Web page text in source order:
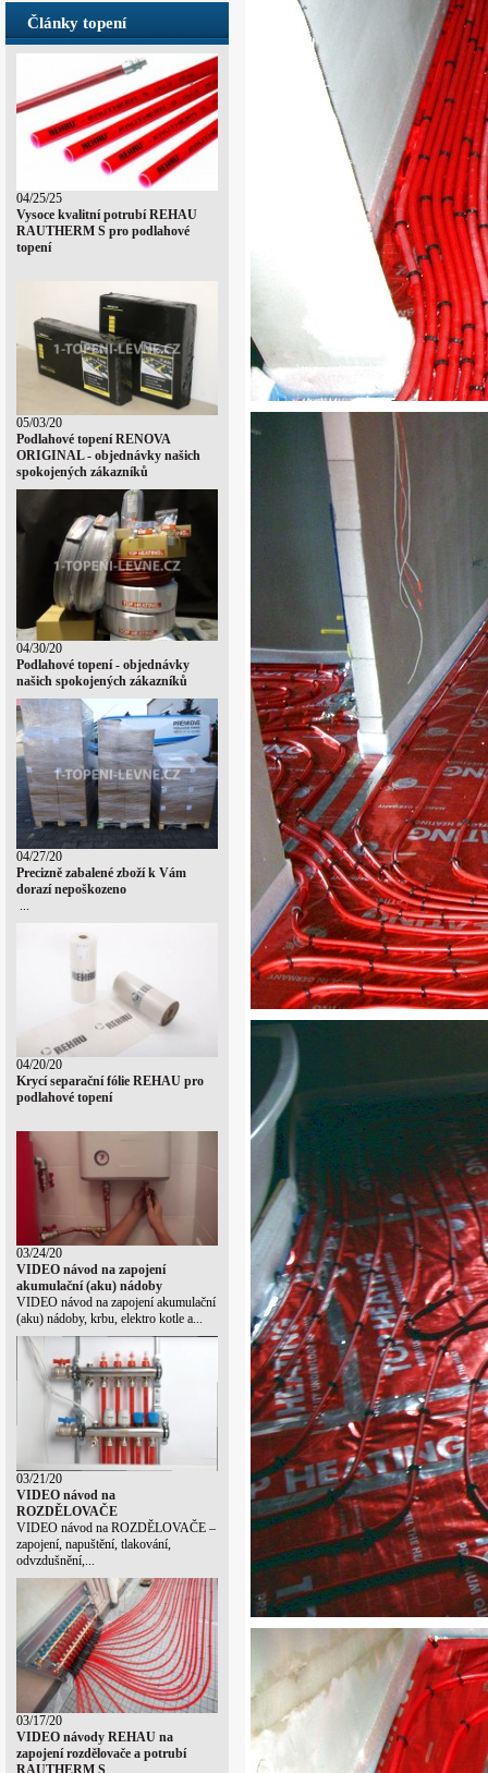
Články topení
04/25/25
Vysoce kvalitní potrubí REHAU
RAUTHERM S pro podlahové
topení
05/03/20
Podlahové topení RENOVA
ORIGINAL - objednávky našich
spokojených zákazníků
04/30/20
Podlahové topení - objednávky
našich spokojených zákazníků
04/27/20
Precizně zabalené zboží k Vám
dorazí nepoškozeno
...
04/20/20
Krycí separační fólie REHAU pro
podlahové topení
03/24/20
VIDEO návod na zapojení
akumulační (aku) nádoby
VIDEO návod na zapojení akumulační
(aku) nádoby, krbu, elektro kotle a...
03/21/20
VIDEO návod na
ROZDĚLOVAČE
VIDEO návod na ROZDĚLOVAČE –
zapojení, napuštění, tlakování,
odvzdušnění,...
03/17/20
VIDEO návody REHAU na
zapojení rozdělovače a potrubí
RAUTHERM S